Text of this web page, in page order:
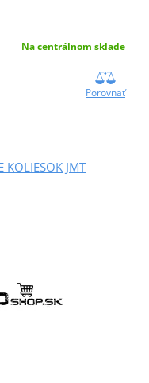
Na centrálnom sklade
Porovnať
KOLIESOK JMT